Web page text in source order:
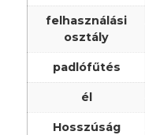
felhasználási
osztály
padlófűtés
él
Hosszúság